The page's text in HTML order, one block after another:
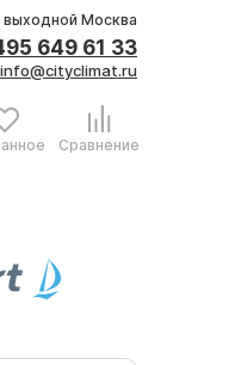
649 61 33
info@cityclimat.ru
выходной Москва
Сравнение